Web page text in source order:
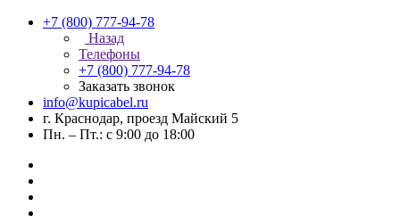
+7 (800) 777-94-78
Назад
Телефоны
+7 (800) 777-94-78
Заказать звонок
info@kupicabel.ru
г. Краснодар, проезд Майский 5
Пн. – Пт.: с 9:00 до 18:00